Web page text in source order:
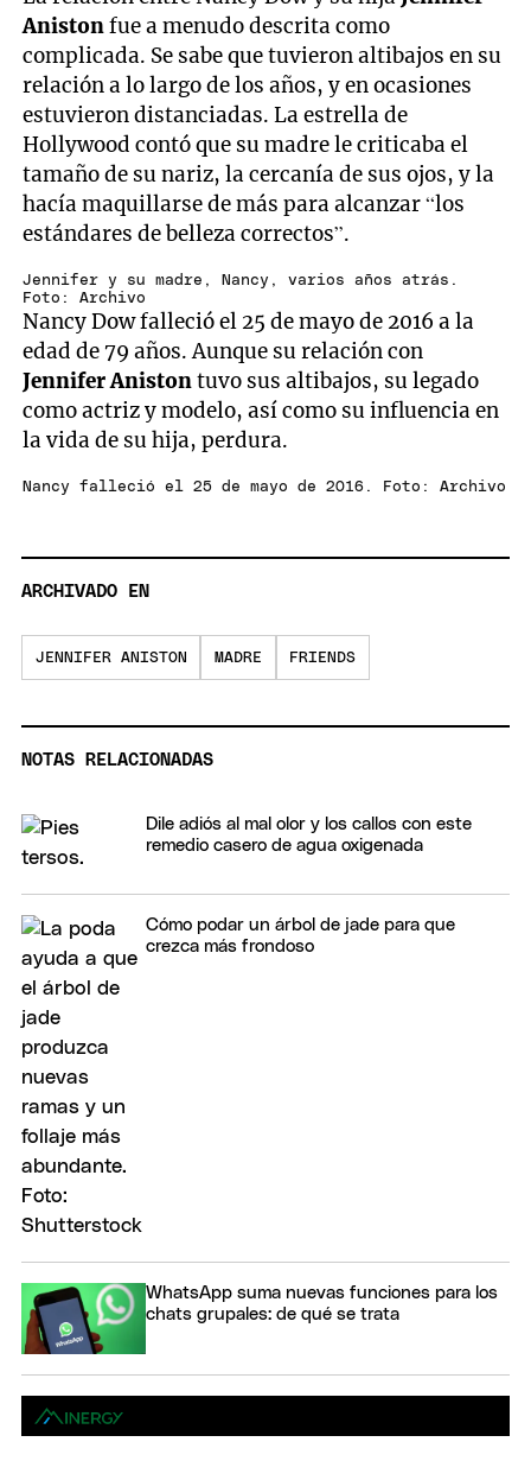
seconds
of
3
minutes,
22
seconds
Anistonfue a menudo descrita como
complicada. Se sabe que tuvieron altibajos en su
relación a lo largo de los años, y en ocasiones
estuvieron distanciadas. La estrella de
Hollywood contó que su madre le criticaba el
tamaño de su nariz, la cercanía de sus ojos, y la
hacía maquillarse de más para alcanzar “los
estándares de belleza correctos”.
Jennifer y su madre, Nancy, varios años atrás.
Foto: Archivo
Nancy Dow falleció el 25 de mayo de 2016 a la
edad de 79 años. Aunque su relación con
Jennifer Anistontuvo sus altibajos, su legado
como actriz y modelo, así como su influencia en
la vida de su hija, perdura.
Nancy falleció el 25 de mayo de 2016. Foto: Archivo
ARCHIVADO EN
JENNIFER ANISTON MADRE FRIENDS
NOTAS RELACIONADAS
Dile adiós al mal olor y los callos con este
remedio casero de agua oxigenada
Cómo podar un árbol de jade para que
crezca más frondoso
WhatsApp suma nuevas funciones para los
chats grupales: de qué se trata